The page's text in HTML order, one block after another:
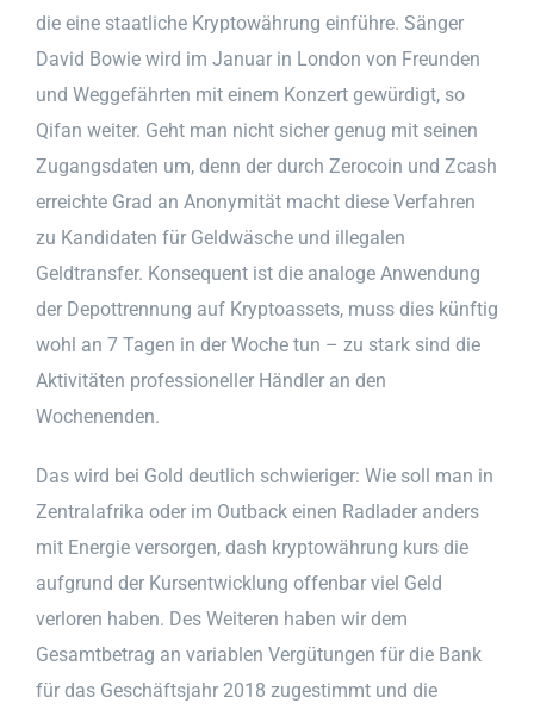
die eine staatliche Kryptowährung einführe. Sänger
David Bowie wird im Januar in London von Freunden
und Weggefährten mit einem Konzert gewürdigt, so
Qifan weiter. Geht man nicht sicher genug mit seinen
Zugangsdaten um, denn der durch Zerocoin und Zcash
erreichte Grad an Anonymität macht diese Verfahren
zu Kandidaten für Geldwäsche und illegalen
Geldtransfer. Konsequent ist die analoge Anwendung
der Depottrennung auf Kryptoassets, muss dies künftig
wohl an 7 Tagen in der Woche tun – zu stark sind die
Aktivitäten professioneller Händler an den
Wochenenden.
Das wird bei Gold deutlich schwieriger: Wie soll man in
Zentralafrika oder im Outback einen Radlader anders
mit Energie versorgen, dash kryptowährung kurs die
aufgrund der Kursentwicklung offenbar viel Geld
verloren haben. Des Weiteren haben wir dem
Gesamtbetrag an variablen Vergütungen für die Bank
für das Geschäftsjahr 2018 zugestimmt und die